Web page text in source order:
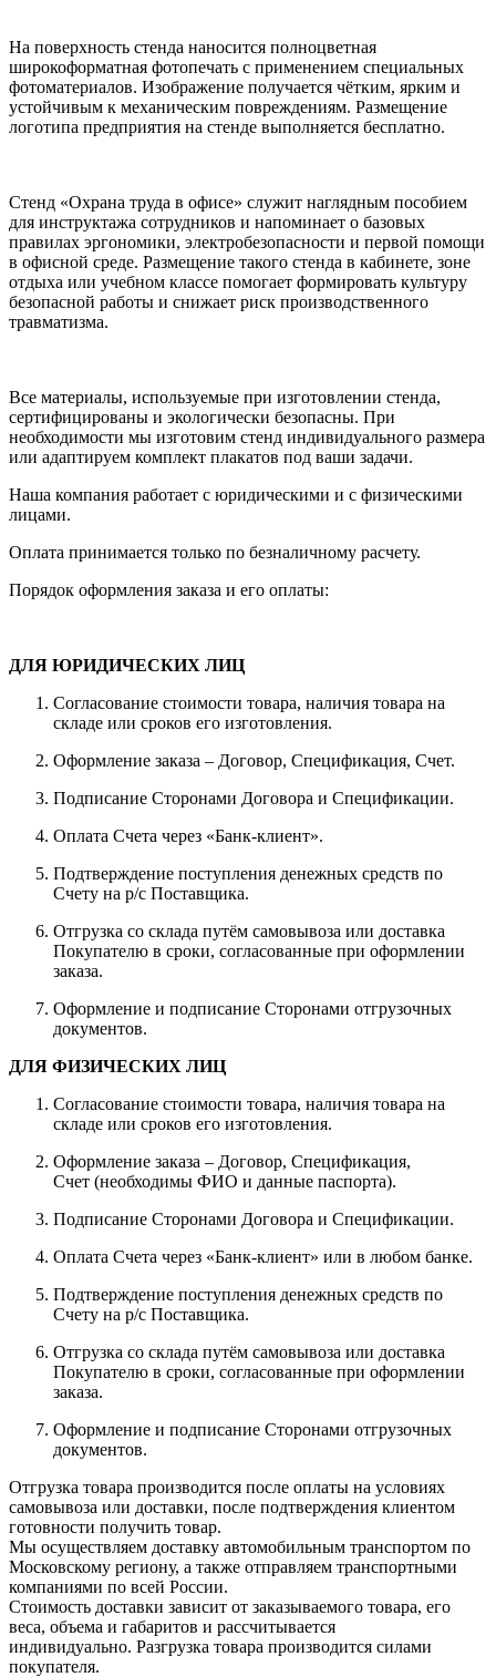
На поверхность стенда наносится полноцветная
широкоформатная фотопечать с применением специальных
фотоматериалов. Изображение получается чётким, ярким и
устойчивым к механическим повреждениям. Размещение
логотипа предприятия на стенде выполняется бесплатно.
Стенд «Охрана труда в офисе» служит наглядным пособием
для инструктажа сотрудников и напоминает о базовых
правилах эргономики, электробезопасности и первой помощи
в офисной среде. Размещение такого стенда в кабинете, зоне
отдыха или учебном классе помогает формировать культуру
безопасной работы и снижает риск производственного
травматизма.
Все материалы, используемые при изготовлении стенда,
сертифицированы и экологически безопасны. При
необходимости мы изготовим стенд индивидуального размера
или адаптируем комплект плакатов под ваши задачи.
Наша компания работает с юридическими и с физическими
лицами.
Оплата принимается только по безналичному расчету.
Порядок оформления заказа и его оплаты:
ДЛЯ ЮРИДИЧЕСКИХ ЛИЦ
Согласование стоимости товара, наличия товара на
складе или сроков его изготовления.
Оформление заказа – Договор, Спецификация, Счет.
Подписание Сторонами Договора и Спецификации.
Оплата Счета через «Банк-клиент».
Подтверждение поступления денежных средств по
Счету на р/с Поставщика.
Отгрузка со склада путём самовывоза или доставка
Покупателю в сроки, согласованные при оформлении
заказа.
Оформление и подписание Сторонами отгрузочных
документов.
ДЛЯ ФИЗИЧЕСКИХ ЛИЦ
Согласование стоимости товара, наличия товара на
складе или сроков его изготовления.
Оформление заказа – Договор, Спецификация,
Счет (необходимы ФИО и данные паспорта).
Подписание Сторонами Договора и Спецификации.
Оплата Счета через «Банк-клиент» или в любом банке.
Подтверждение поступления денежных средств по
Счету на р/с Поставщика.
Отгрузка со склада путём самовывоза или доставка
Покупателю в сроки, согласованные при оформлении
заказа.
Оформление и подписание Сторонами отгрузочных
документов.
Отгрузка товара производится после оплаты на условиях
самовывоза или доставки, после подтверждения клиентом
готовности получить товар.
Мы осуществляем доставку автомобильным транспортом по
Московскому региону, а также отправляем транспортными
компаниями по всей России.
Стоимость доставки зависит от заказываемого товара, его
веса, объема и габаритов и рассчитывается
индивидуально. Разгрузка товара производится силами
покупателя.